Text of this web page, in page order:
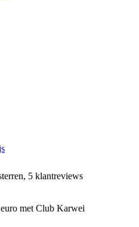
5 klantreviews
met Club Karwei